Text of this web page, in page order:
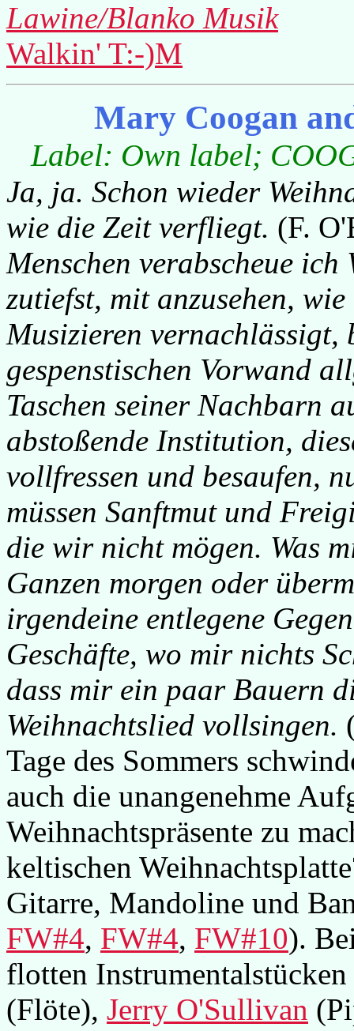
Lawine/Blanko Musik
Walkin' T:-)M
Mary Coogan
Label: Own label;
Ja, ja. Schon wieder
wie die Zeit verfliegt. (F.
Menschen verabscheue
zutiefst, mit anzusehen,
Musizieren
gespenstischen Vorwand
Taschen seiner Nachbarn
abstoßende Institution,
vollfressen und besaufen,
müssen Sanftmut und
die wir nicht mögen. Was
Ganzen morgen oder
irgendeine entlegene
Geschäfte, wo mir nichts
dass mir ein paar Bauern
Weihnachtslied vollsingen.
Tage des Sommers
auch die unangenehme
Weihnachtspräsente zu
keltischen
Gitarre, Mandoline und
FW#4, FW#4, FW#10).
flotten
(Flöte), Jerry O'Sullivan